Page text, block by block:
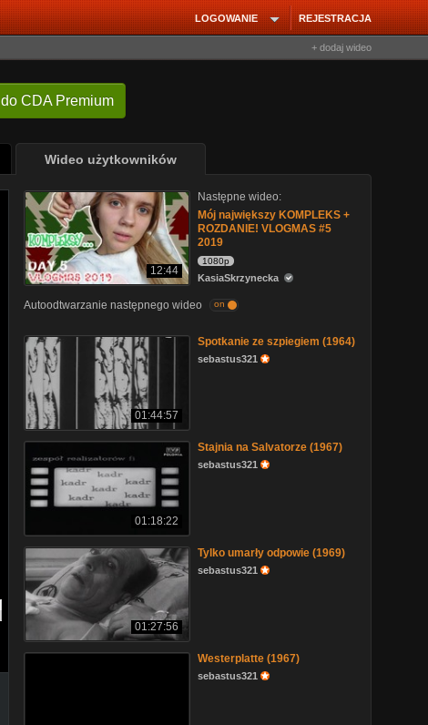
REJESTRACJA
LOGOWANIE
+ dodaj wideo
do CDA Premium
Wideo użytkowników
12:44
Następne wideo:
Mój największy KOMPLEKS +
ROZDANIE! VLOGMAS #5
2019
1080p
KasiaSkrzynecka
Autoodtwarzanie następnego wideo on
01:44:57
Spotkanie ze szpiegiem (1964)
sebastus321
01:18:22
Stajnia na Salvatorze (1967)
sebastus321
01:27:56
Tylko umarły odpowie (1969)
sebastus321
Westerplatte (1967)
sebastus321